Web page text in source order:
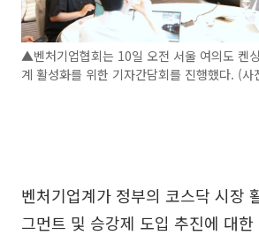
▲벤처기업협회는 10일 오전 서울 여의도 켄
계 활성화를 위한 기자간담회를 진행했다. (사
벤처기업계가 정부의 코스닥 시장
그먼트 및 승강제 도입 추진에 대